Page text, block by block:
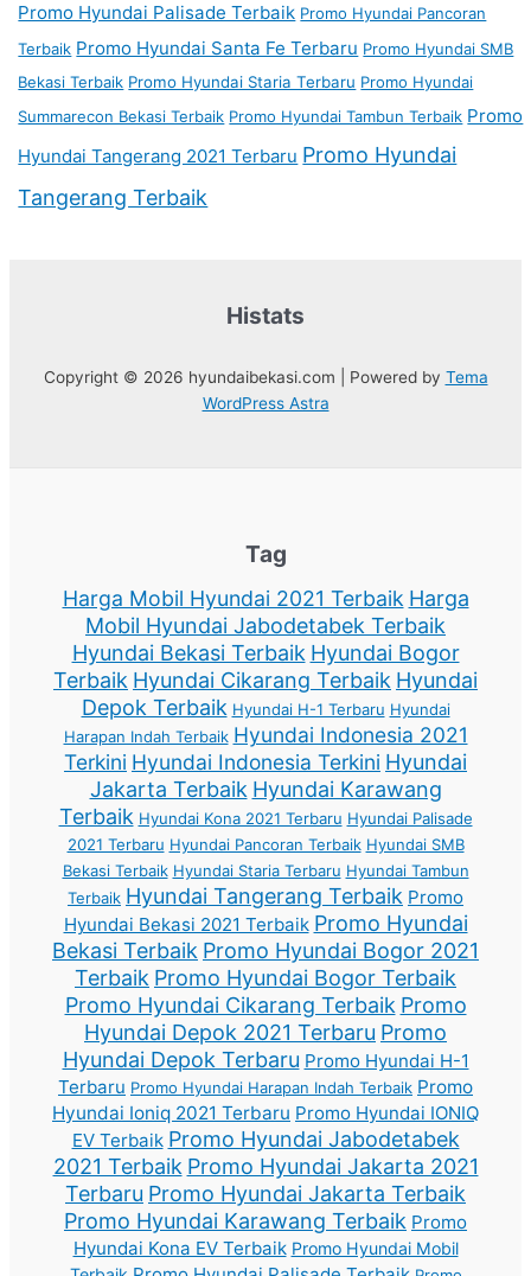
Promo Hyundai Palisade Terbaik Promo Hyundai Pancoran
Terbaik Promo Hyundai Santa Fe Terbaru Promo Hyundai SMB
Bekasi Terbaik Promo Hyundai Staria Terbaru Promo Hyundai
Summarecon Bekasi Terbaik Promo Hyundai Tambun Terbaik Promo
Hyundai Tangerang 2021 Terbaru Promo Hyundai
Tangerang Terbaik
Histats
Copyright © 2026 hyundaibekasi.com | Powered by Tema
WordPress Astra
Tag
Harga Mobil Hyundai 2021 Terbaik Harga
Mobil Hyundai Jabodetabek Terbaik
Hyundai Bekasi Terbaik Hyundai Bogor
Terbaik Hyundai Cikarang Terbaik Hyundai
Depok Terbaik Hyundai H-1 Terbaru Hyundai
Harapan Indah Terbaik Hyundai Indonesia 2021
Terkini Hyundai Indonesia Terkini Hyundai
Jakarta Terbaik Hyundai Karawang
Terbaik Hyundai Kona 2021 Terbaru Hyundai Palisade
2021 Terbaru Hyundai Pancoran Terbaik Hyundai SMB
Bekasi Terbaik Hyundai Staria Terbaru Hyundai Tambun
Terbaik Hyundai Tangerang Terbaik Promo
Hyundai Bekasi 2021 Terbaik Promo Hyundai
Bekasi Terbaik Promo Hyundai Bogor 2021
Terbaik Promo Hyundai Bogor Terbaik
Promo Hyundai Cikarang Terbaik Promo
Hyundai Depok 2021 Terbaru Promo
Hyundai Depok Terbaru Promo Hyundai H-1
Terbaru Promo Hyundai Harapan Indah Terbaik Promo
Hyundai Ioniq 2021 Terbaru Promo Hyundai IONIQ
EV Terbaik Promo Hyundai Jabodetabek
2021 Terbaik Promo Hyundai Jakarta 2021
Terbaru Promo Hyundai Jakarta Terbaik
Promo Hyundai Karawang Terbaik Promo
Hyundai Kona EV Terbaik Promo Hyundai Mobil